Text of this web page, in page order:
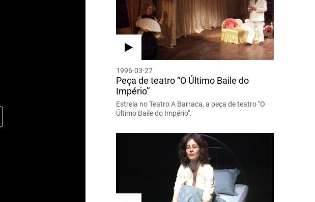
1996-03-27
Peça de teatro “O Último Baile do
Império”
Estreia no Teatro A Barraca, a peça de teatro "O
Último Baile do Império".